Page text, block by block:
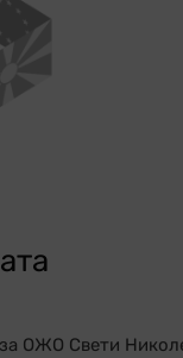
ОЖО Свети